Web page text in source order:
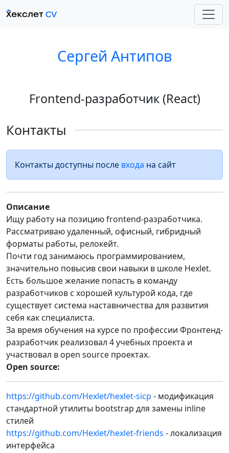
Сергей Антипов
Frontend-разработчик (React)
Контакты
Контакты доступны после входа на сайт
Описание
Ищу работу на позицию frontend-разработчика.
Рассматриваю удаленный, офисный, гибридный
форматы работы, релокейт.
Почти год занимаюсь программированием,
значительно повысив свои навыки в школе Hexlet.
Есть большое желание попасть в команду
разработчиков с хорошей культурой кода, где
существует система наставничества для развития
себя как специалиста.
За время обучения на курсе по профессии Фронтенд-
разработчик реализовал 4 учебных проекта и
участвовал в open source проектах.
Open source:
https://github.com/Hexlet/hexlet-sicp - модификация
стандартной утилиты bootstrap для замены inline
стилей
https://github.com/Hexlet/hexlet-friends - локализация
интерфейса